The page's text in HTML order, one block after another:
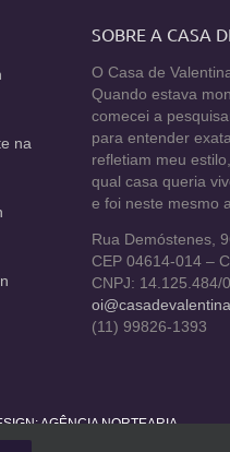
na
SOBRE A CASA
O Casa de
Quando estava
comecei a
para entender
refletiam meu
qual casa queria
e foi neste mesmo
Rua Demóstenes,
CEP 04614-014 –
CNPJ: 14.125.484/
(11) 99826-1393
AGÊNCIA NORTEARIA